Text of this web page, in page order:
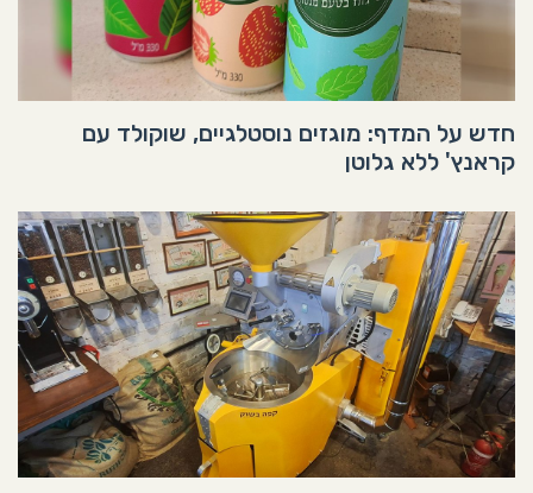
חדש על המדף: מוגזים נוסטלגיים, שוקולד עם
קראנץ' ללא גלוטן